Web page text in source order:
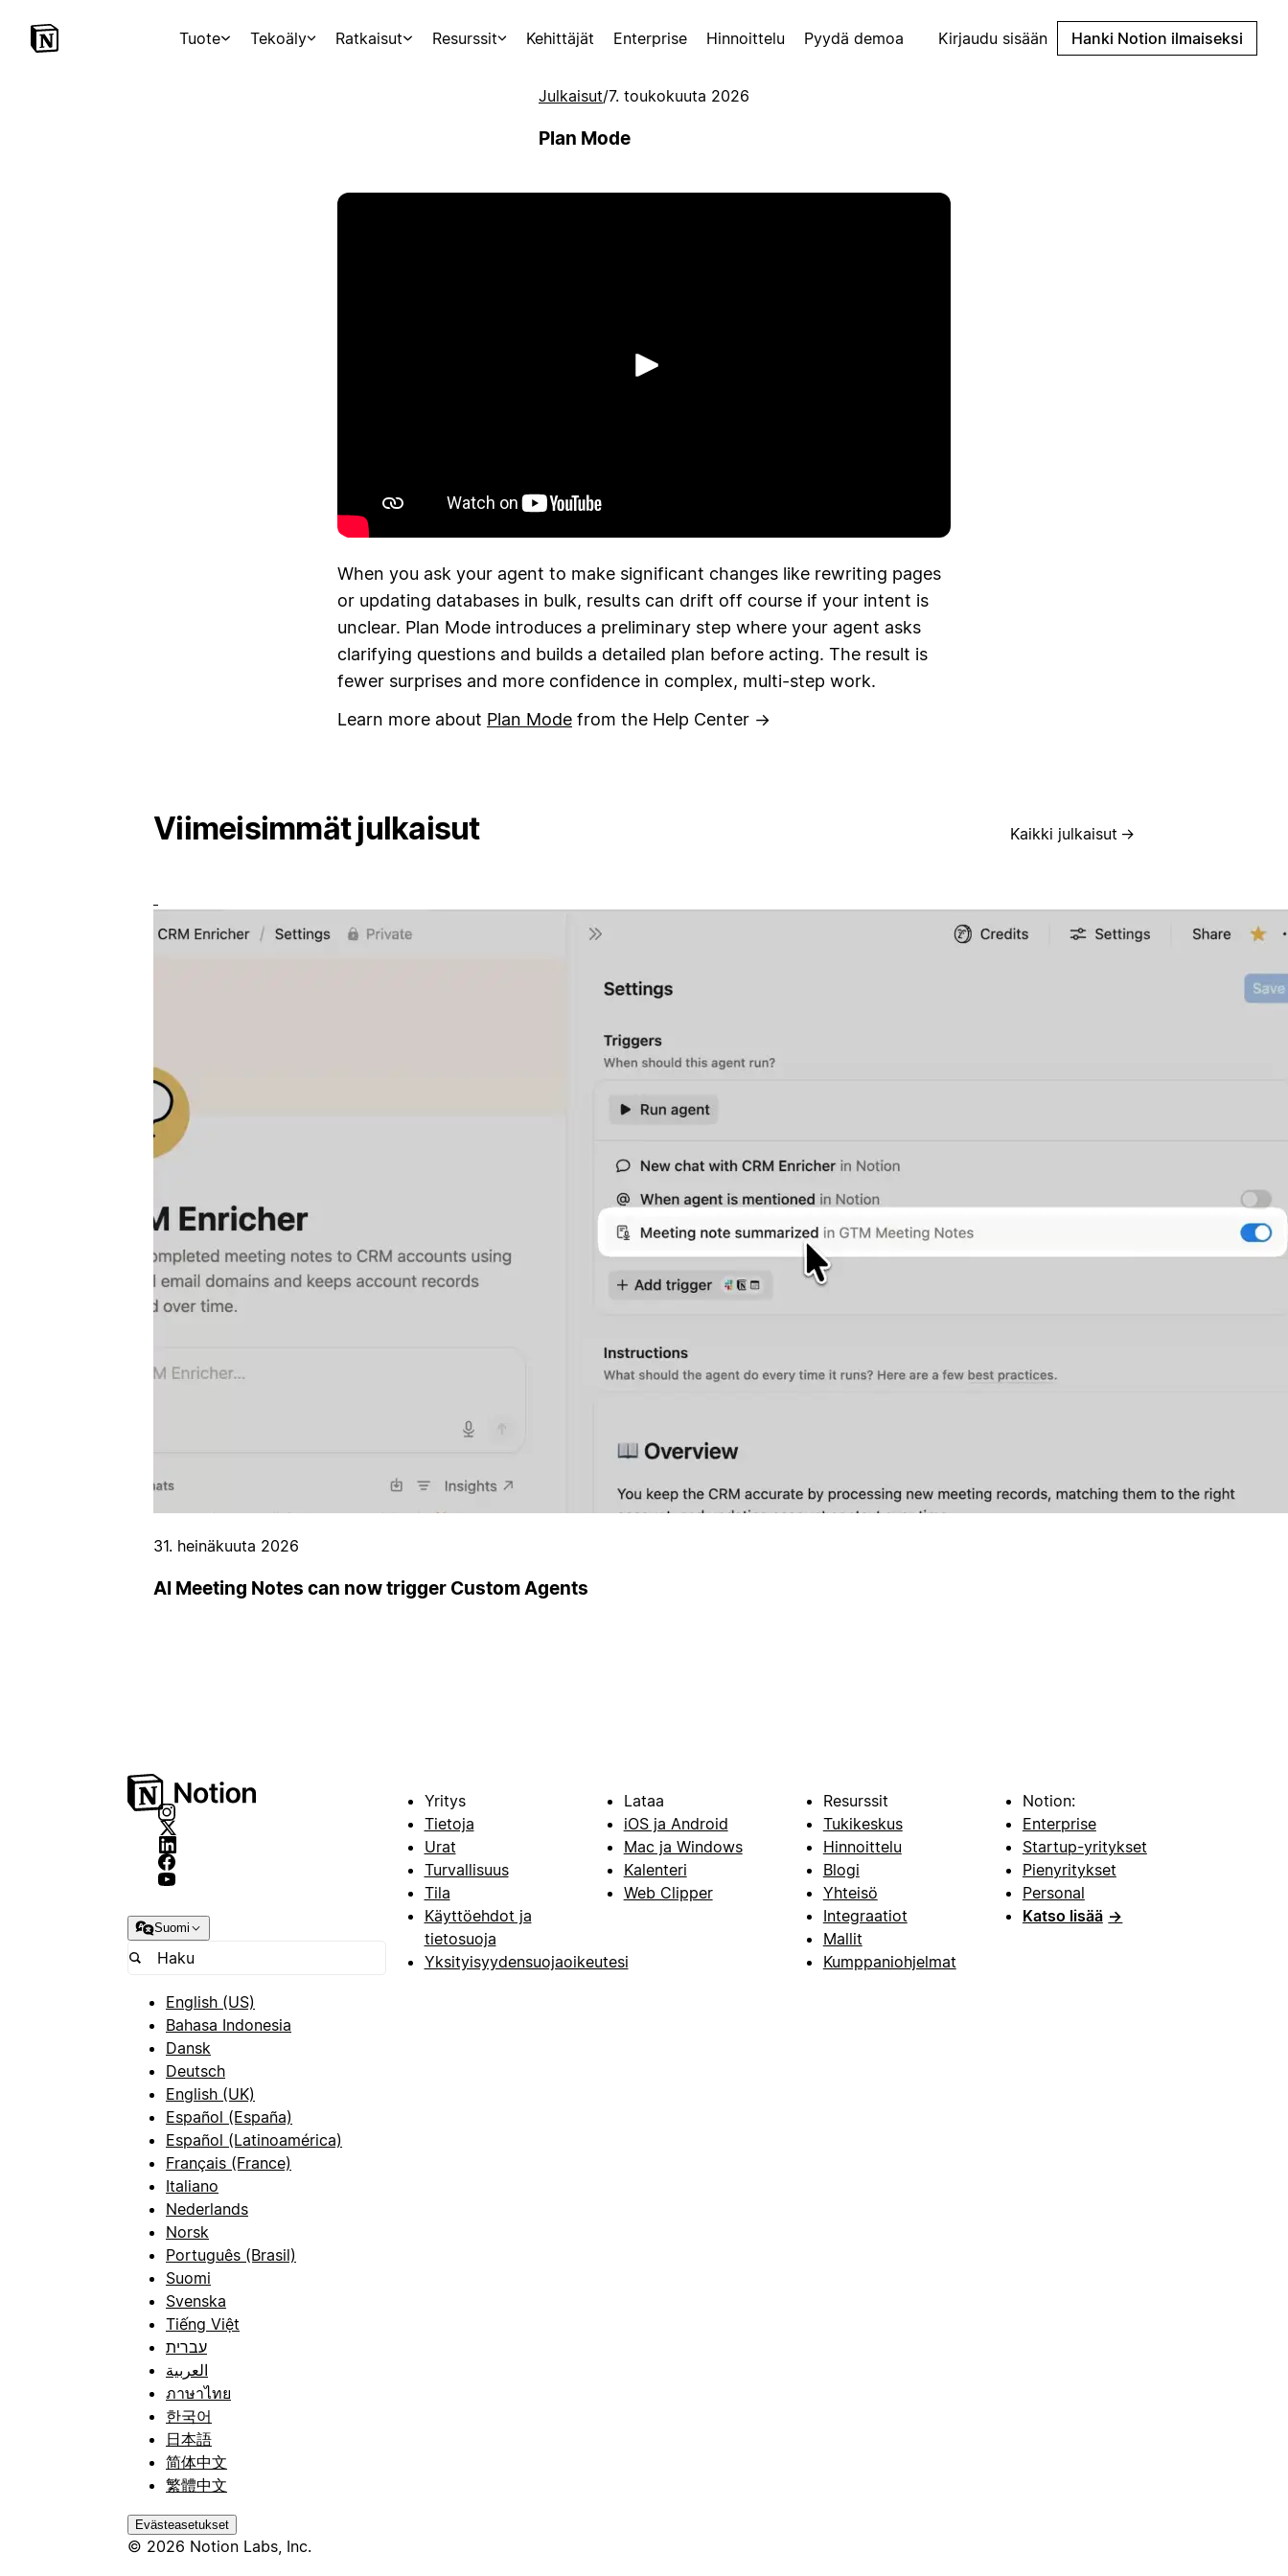
Tuote Tekoäly Ratkaisut Resurssit Kehittäjät Enterprise Hinnoittelu Pyydä demoa Kirjaudu sisään Hanki Notion ilmaiseksi
Julkaisut/7. toukokuuta 2026
Plan Mode
Toista
When you ask your agent to make significant changes like rewriting pages
or updating databases in bulk, results can drift off course if your intent is
unclear. Plan Mode introduces a preliminary step where your agent asks
clarifying questions and builds a detailed plan before acting. The result is
fewer surprises and more confidence in complex, multi-step work.
Learn more about Plan Mode from the Help Center →
Viimeisimmät julkaisut Kaikki julkaisut →
31. heinäkuuta 2026
AI Meeting Notes can now trigger Custom Agents
Suomi
English (US)
Bahasa Indonesia
Dansk
Deutsch
English (UK)
Español (España)
Español (Latinoamérica)
Français (France)
Italiano
Nederlands
Norsk
Português (Brasil)
Suomi
Svenska
Tiếng Việt
עברית
العربية
ภาษาไทย
한국어
日本語
简体中文
繁體中文
Evästeasetukset
© 2026 Notion Labs, Inc.
Yritys
Tietoja
Urat
Turvallisuus
Tila
Käyttöehdot ja
tietosuoja
Yksityisyydensuojaoikeutesi
Lataa
iOS ja Android
Mac ja Windows
Kalenteri
Web Clipper
Resurssit
Tukikeskus
Hinnoittelu
Blogi
Yhteisö
Integraatiot
Mallit
Kumppaniohjelmat
Notion:
Enterprise
Startup-yritykset
Pienyritykset
Personal
Katso lisää →